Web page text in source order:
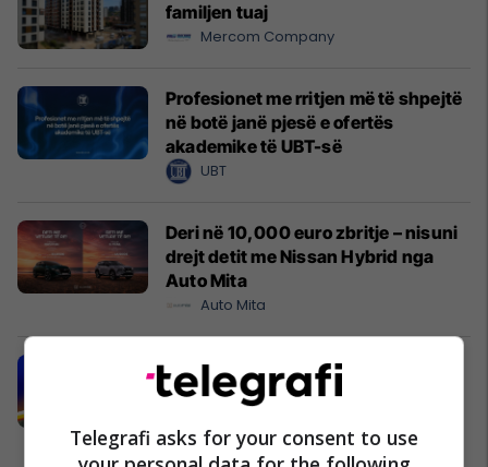
familjen tuaj
Mercom Company
Profesionet me rritjen më të shpejtë
në botë janë pjesë e ofertës
akademike të UBT-së
UBT
Deri në 10,000 euro zbritje – nisuni
drejt detit me Nissan Hybrid nga
Auto Mita
Auto Mita
Përjetojeni Sunny Hill Festival 2026
me energjinë e Shell-it
Telegrafi asks for your consent to use